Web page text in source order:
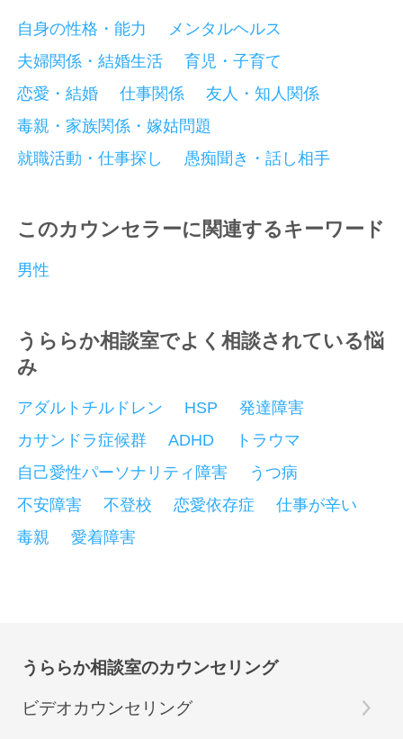
自身の性格・能力
メンタルヘルス
夫婦関係・結婚生活
育児・子育て
恋愛・結婚
仕事関係
友人・知人関係
毒親・家族関係・嫁姑問題
就職活動・仕事探し
愚痴聞き・話し相手
このカウンセラーに関連するキーワード
男性
うららか相談室でよく相談されている悩
み
アダルトチルドレン HSP
発達障害
カサンドラ症候群
ADHD
トラウマ
自己愛性パーソナリティ障害
うつ病
不安障害
不登校 恋愛依存症
仕事が辛い
毒親
愛着障害
うららか相談室のカウンセリング
ビデオカウンセリング